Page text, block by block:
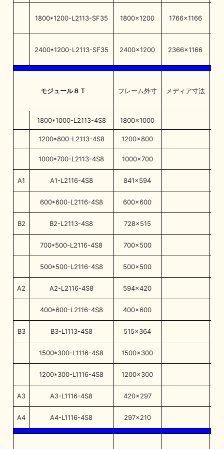
1800*1200-L2113-SF35 1800×1200 1766×1166
2400*1200-L2113-SF35 2400×1200 2366×1166
モジュール８Ｔ フレーム外寸 メディア寸法
1800*1000-L2113-4S8 1800×1000
1200*800-L2113-4S8 1200×800
1000*700-L2113-4S8 1000×700
A1 A1-L2116-4S8 841×594
600*600-L2116-4S8 600×600
B2 B2-L2113-4S8 728×515
700*500-L2116-4S8 700×500
500*500-L2116-4S8 500×500
A2 A2-L2116-4S8 594×420
400*600-L2116-4S8 400×600
B3 B3-L1113-4S8 515×364
1500*300-L1116-4S8 1500×300
1200*300-L1116-4S8 1200×300
A3 A3-L1116-4S8 420×297
A4 A4-L1116-4S8 297×210